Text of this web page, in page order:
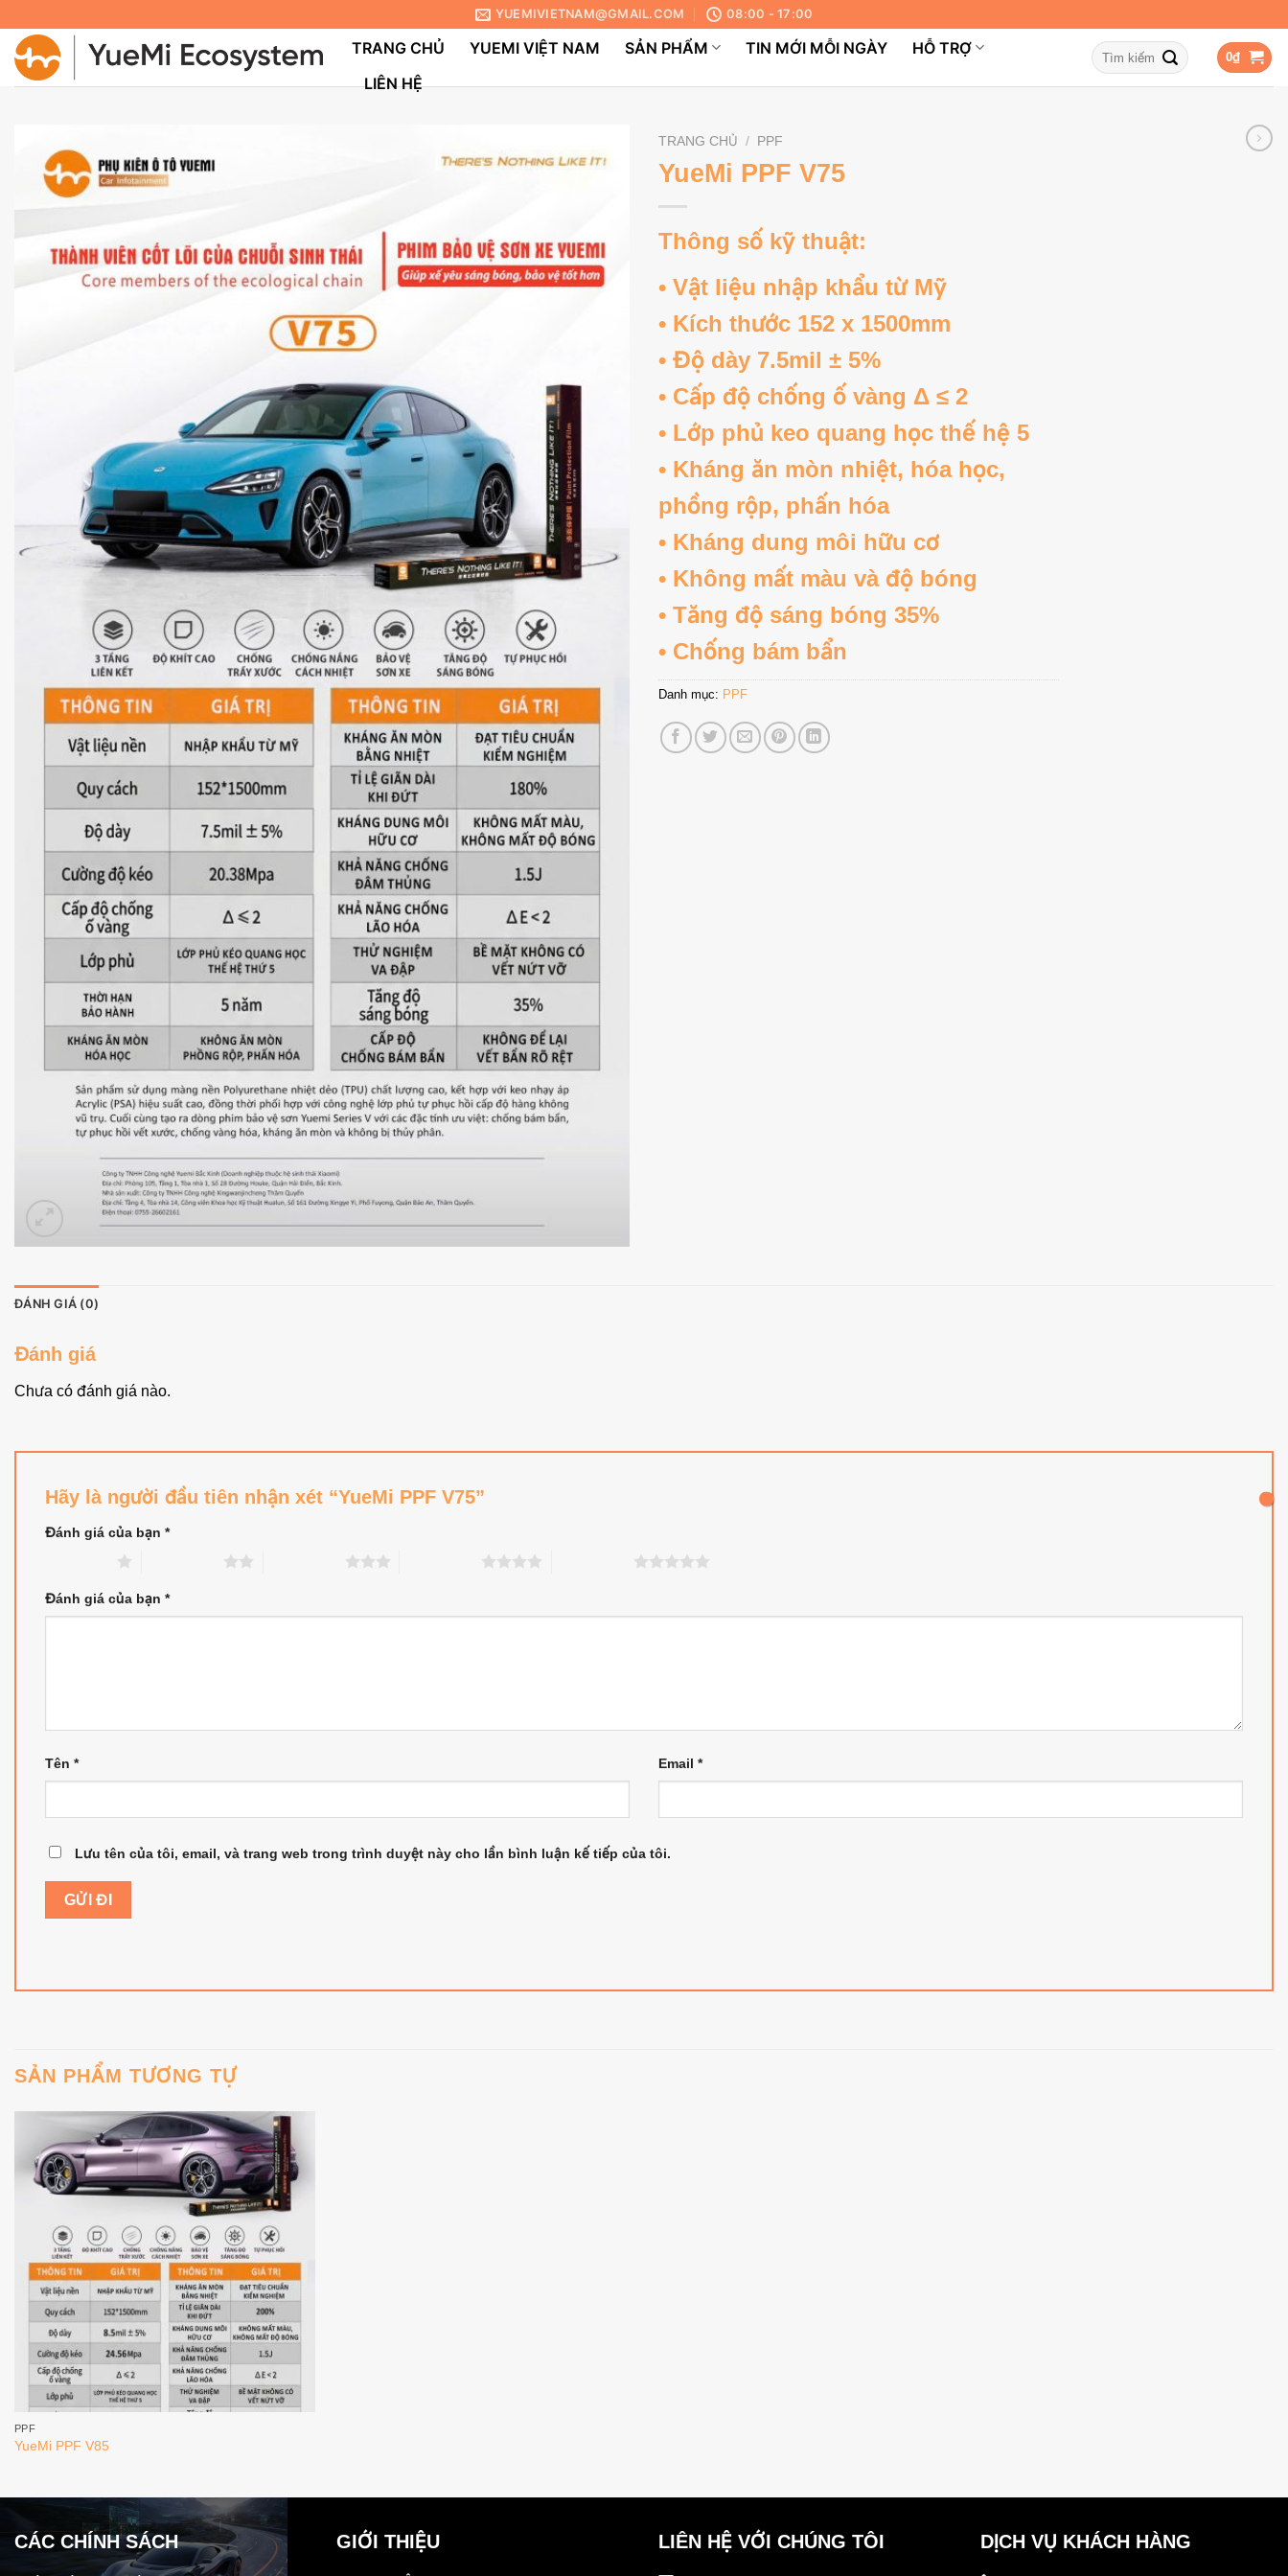
qua
nội
dung
YUEMIVIETNAM@GMAIL.COM 08:00 - 17:00
TRANG CHỦ YUEMI VIỆT NAM SẢN PHẨM TIN MỚI MỖI NGÀY
HỖ TRỢ
LIÊN HỆ
Tìm
kiếm:
0₫
TRANG CHỦ / PPF
YueMi PPF V75
Thông số kỹ thuật:
• Vật liệu nhập khẩu từ Mỹ
• Kích thước 152 x 1500mm
• Độ dày 7.5mil ± 5%
• Cấp độ chống ố vàng Δ ≤ 2
• Lớp phủ keo quang học thế hệ 5
• Kháng ăn mòn nhiệt, hóa học,
phồng rộp, phấn hóa
• Kháng dung môi hữu cơ
• Không mất màu và độ bóng
• Tăng độ sáng bóng 35%
• Chống bám bẩn
Danh mục: PPF
ĐÁNH GIÁ (0)
Đánh giá
Chưa có đánh giá nào.
Hãy là người đầu tiên nhận xét “YueMi PPF V75”
Đánh giá của bạn *
Đánh giá của bạn *
Tên * Email *
Lưu tên của tôi, email, và trang web trong trình duyệt này cho lần bình luận kế tiếp của tôi.
SẢN PHẨM TƯƠNG TỰ
PPF
YueMi PPF V85
CÁC CHÍNH SÁCH GIỚI THIỆU LIÊN HỆ VỚI CHÚNG TÔI DỊCH VỤ KHÁCH HÀNG